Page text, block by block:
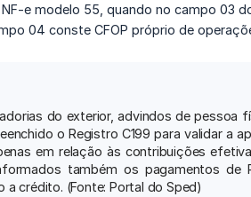
e modelo 55, quando no campo 03
04 conste CFOP próprio de
do exterior, advindos de pessoa
o Registro C199 para validar a
em relação às contribuições
também os pagamentos
crédito. (Fonte: Portal do Sped)